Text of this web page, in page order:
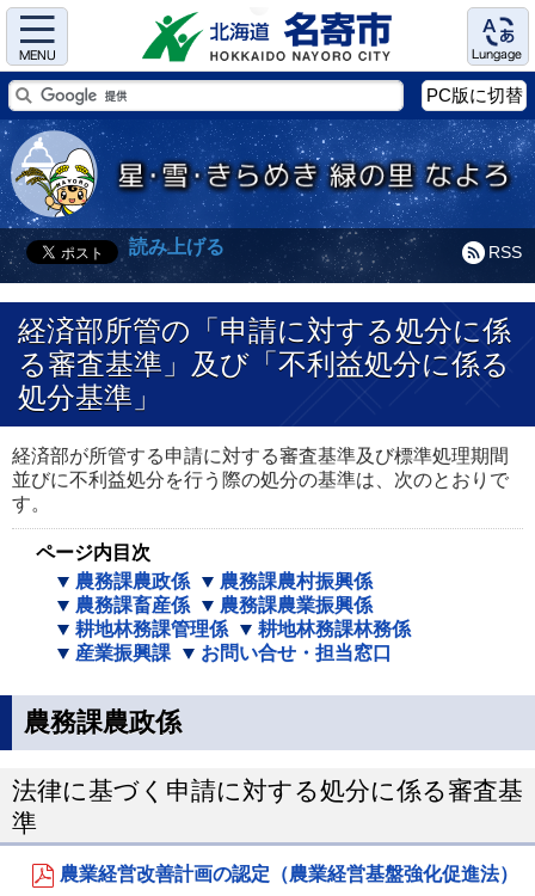
Menu Language
PC版に切替
RSS
読み上げる
経済部所管の「申請に対する処分に係
る審査基準」及び「不利益処分に係る
処分基準」
経済部が所管する申請に対する審査基準及び標準処理期間
並びに不利益処分を行う際の処分の基準は、次のとおりで
す。
ページ内目次
農務課農政係
農務課農村振興係
農務課畜産係
農務課農業振興係
耕地林務課管理係
耕地林務課林務係
産業振興課
お問い合せ・担当窓口
農務課農政係
法律に基づく申請に対する処分に係る審査基
準
農業経営改善計画の認定（農業経営基盤強化促進法）